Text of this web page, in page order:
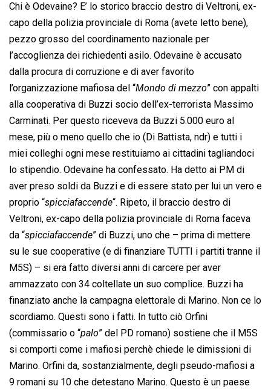
Chi è Odevaine? E’ lo storico braccio destro di Veltroni, ex-
capo della polizia provinciale di Roma (avete letto bene),
pezzo grosso del coordinamento nazionale per
l’accoglienza dei richiedenti asilo. Odevaine è accusato
dalla procura di corruzione e di aver favorito
l’organizzazione mafiosa del “Mondo di mezzo” con appalti
alla cooperativa di Buzzi socio dell’ex-terrorista Massimo
Carminati. Per questo riceveva da Buzzi 5.000 euro al
mese, più o meno quello che io (Di Battista, ndr) e tutti i
miei colleghi ogni mese restituiamo ai cittadini tagliandoci
lo stipendio. Odevaine ha confessato. Ha detto ai PM di
aver preso soldi da Buzzi e di essere stato per lui un vero e
proprio “spicciafaccende“. Ripeto, il braccio destro di
Veltroni, ex-capo della polizia provinciale di Roma faceva
da “spicciafaccende” di Buzzi, uno che – prima di mettere
su le sue cooperative (e di finanziare TUTTI i partiti tranne il
M5S) – si era fatto diversi anni di carcere per aver
ammazzato con 34 coltellate un suo complice. Buzzi ha
finanziato anche la campagna elettorale di Marino. Non ce lo
scordiamo. Questi sono i fatti. In tutto ciò Orfini
(commissario o “palo” del PD romano) sostiene che il M5S
si comporti come i mafiosi perchè chiede le dimissioni di
Marino. Orfini da, sostanzialmente, degli pseudo-mafiosi a
9 romani su 10 che detestano Marino. Questo è un paese